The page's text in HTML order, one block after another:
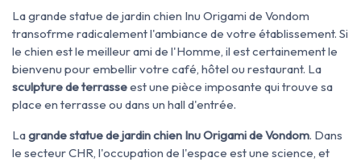
La grande statue de jardin chien Inu Origami de Vondom
transofrme radicalement l'ambiance de votre établissement. Si
le chien est le meilleur ami de l'Homme, il est certainement le
bienvenu pour embellir votre café, hôtel ou restaurant. La
sculpture de terrasseest une pièce imposante qui trouve sa
place en terrasse ou dans un hall d'entrée.
Lagrande statue de jardin chien Inu Origami de Vondom. Dans
le secteur CHR, l'occupation de l'espace est une science, et